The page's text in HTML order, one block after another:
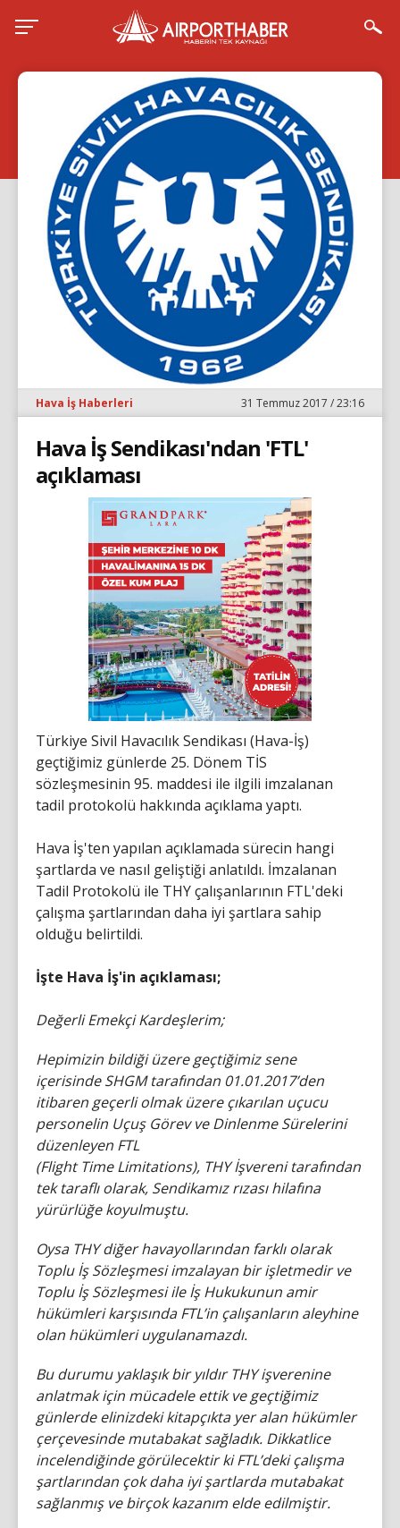
Hava İş Haberleri 31 Temmuz 2017 / 23:16
Hava İş Sendikası'ndan 'FTL'
açıklaması
Türkiye Sivil Havacılık Sendikası (Hava-İş)
geçtiğimiz günlerde 25. Dönem TİS
sözleşmesinin 95. maddesi ile ilgili imzalanan
tadil protokolü hakkında açıklama yaptı.
Hava İş'ten yapılan açıklamada sürecin hangi
şartlarda ve nasıl geliştiği anlatıldı. İmzalanan
Tadil Protokolü ile THY çalışanlarının FTL'deki
çalışma şartlarından daha iyi şartlara sahip
olduğu belirtildi.
İşte Hava İş'in açıklaması;
Değerli Emekçi Kardeşlerim;
Hepimizin bildiği üzere geçtiğimiz sene
içerisinde SHGM tarafından 01.01.2017’den
itibaren geçerli olmak üzere çıkarılan uçucu
personelin Uçuş Görev ve Dinlenme Sürelerini
düzenleyen FTL
(Flight Time Limitations), THY İşvereni tarafından
tek taraflı olarak, Sendikamız rızası hilafına
yürürlüğe koyulmuştu.
Oysa THY diğer havayollarından farklı olarak
Toplu İş Sözleşmesi imzalayan bir işletmedir ve
Toplu İş Sözleşmesi ile İş Hukukunun amir
hükümleri karşısında FTL’in çalışanların aleyhine
olan hükümleri uygulanamazdı.
Bu durumu yaklaşık bir yıldır THY işverenine
anlatmak için mücadele ettik ve geçtiğimiz
günlerde elinizdeki kitapçıkta yer alan hükümler
çerçevesinde mutabakat sağladık. Dikkatlice
incelendiğinde görülecektir ki FTL’deki çalışma
şartlarından çok daha iyi şartlarda mutabakat
sağlanmış ve birçok kazanım elde edilmiştir.